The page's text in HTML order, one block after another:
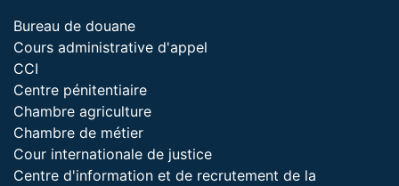
Bureau de douane
Cours administrative d'appel
CCI
Centre pénitentiaire
Chambre agriculture
Chambre de métier
Cour internationale de justice
Centre d'information et de recrutement de la